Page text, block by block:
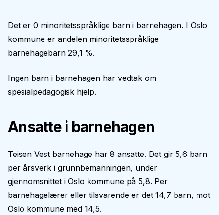
Det er 0 minoritetsspråklige barn i barnehagen. I Oslo
kommune er andelen minoritetsspråklige
barnehagebarn 29,1 %.
Ingen barn i barnehagen har vedtak om
spesialpedagogisk hjelp.
Ansatte i barnehagen
Teisen Vest barnehage har 8 ansatte. Det gir 5,6 barn
per årsverk i grunnbemanningen, under
gjennomsnittet i Oslo kommune på 5,8. Per
barnehagelærer eller tilsvarende er det 14,7 barn, mot
Oslo kommune med 14,5.